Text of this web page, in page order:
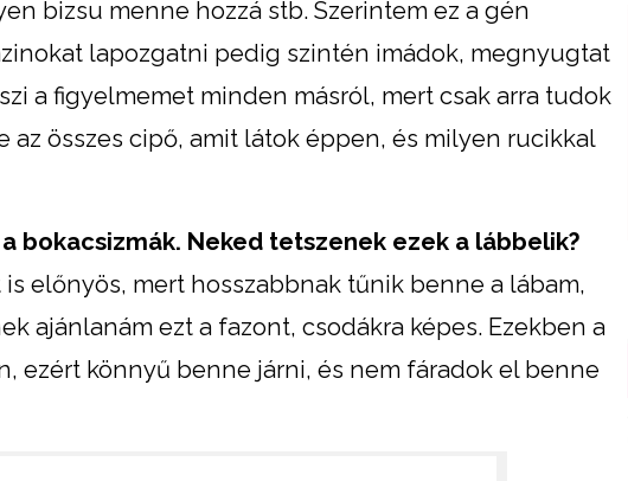
bizsu menne hozzá stb. Szerintem ez a gén
lapozgatni pedig szintén imádok, megnyugtat
a figyelmemet minden másról, mert csak arra tudok
összes cipő, amit látok éppen, és milyen rucikkal
bokacsizmák. Neked tetszenek ezek a lábbelik?
előnyös, mert hosszabbnak tűnik benne a lábam,
ajánlanám ezt a fazont, csodákra képes. Ezekben a
ezért könnyű benne járni, és nem fáradok el benne